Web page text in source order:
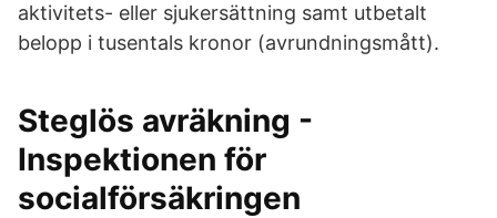
aktivitets- eller sjukersättning samt utbetalt
belopp i tusentals kronor (avrundningsmått).
Steglös avräkning -
Inspektionen för
socialförsäkringen